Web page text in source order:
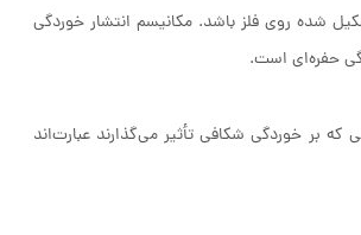
شده روی فلز باشد. مکانیسم انتشار خوردگی
حفره‌ای است.
که بر خوردگی شکافی تأثیر می‌گذارند عبارت‌اند